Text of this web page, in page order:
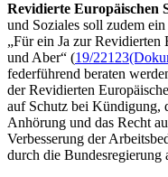
Revidierte Europäischen
und Soziales soll zudem
„Für ein Ja zur Revidierten
und Aber“ (19/22123
federführend beraten
der Revidierten
auf Schutz bei Kündigung,
Anhörung und das Recht
Verbesserung der
durch die Bundesregierung